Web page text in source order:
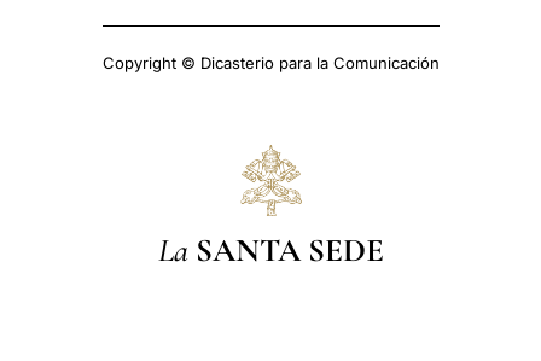
Copyright © Dicasterio para la Comunicación
La SANTA SEDE